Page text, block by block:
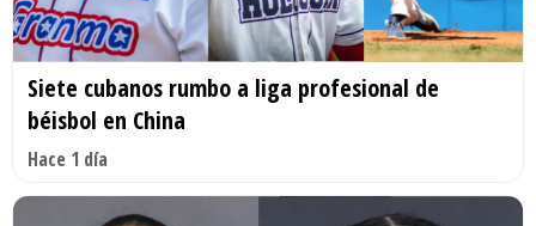
Siete cubanos rumbo a liga profesional de
béisbol en China
Hace 1 día